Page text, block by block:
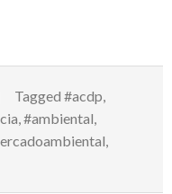
Tagged #acdp,
,#ambiental,
,